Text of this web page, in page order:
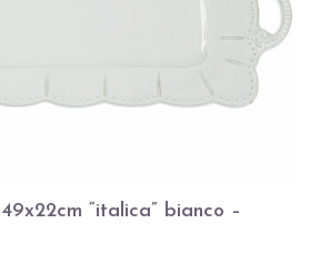
“italica” bianco –